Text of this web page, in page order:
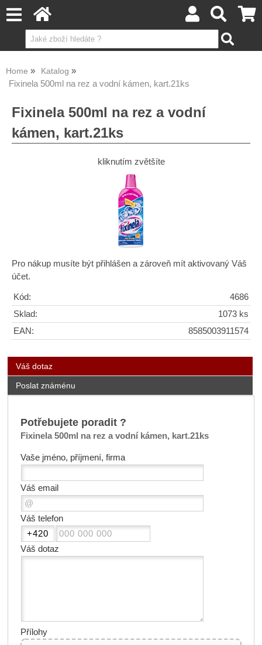
Home Katalog
Fixinela 500ml na rez a vodní kámen, kart.21ks
Fixinela 500ml na rez a vodní
kámen, kart.21ks
kliknutím zvětšíte
Pro nákup musíte být přihlášen a zároveň mít aktivovaný Váš
účet.
Kód:
4686
Sklad:
1073 ks
EAN:
8585003911574
Váš dotaz
Poslat známénu
Potřebujete poradit ?
Fixinela 500ml na rez a vodní kámen, kart.21ks
Vaše jméno, příjmení, firma
Váš email
Váš telefon
Váš dotaz
Přílohy